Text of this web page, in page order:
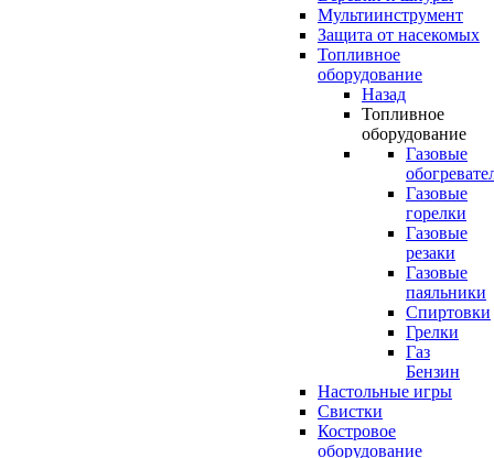
Мультиинструмент
Защита от насекомых
Топливное
оборудование
Назад
Топливное
оборудование
Газовые
Газовые
горелки
Газовые
резаки
Газовые
паяльники
Спиртовки
Грелки
Газ
Бензин
Настольные игры
Свистки
Костровое
оборудование